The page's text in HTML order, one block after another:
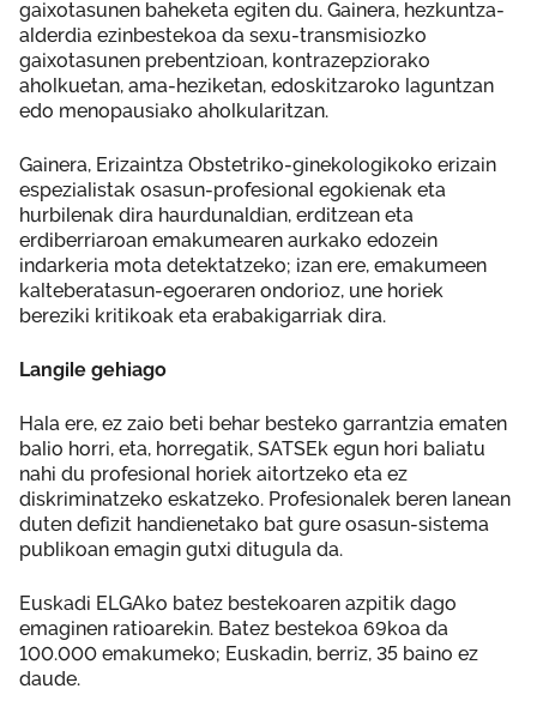
gaixotasunen baheketa egiten du. Gainera, hezkuntza-
alderdia ezinbestekoa da sexu-transmisiozko
gaixotasunen prebentzioan, kontrazepziorako
aholkuetan, ama-heziketan, edoskitzaroko laguntzan
edo menopausiako aholkularitzan.
Gainera, Erizaintza Obstetriko-ginekologikoko erizain
espezialistak osasun-profesional egokienak eta
hurbilenak dira haurdunaldian, erditzean eta
erdiberriaroan emakumearen aurkako edozein
indarkeria mota detektatzeko; izan ere, emakumeen
kalteberatasun-egoeraren ondorioz, une horiek
bereziki kritikoak eta erabakigarriak dira.
Langile gehiago
Hala ere, ez zaio beti behar besteko garrantzia ematen
balio horri, eta, horregatik, SATSEk egun hori baliatu
nahi du profesional horiek aitortzeko eta ez
diskriminatzeko eskatzeko. Profesionalek beren lanean
duten defizit handienetako bat gure osasun-sistema
publikoan emagin gutxi ditugula da.
Euskadi ELGAko batez bestekoaren azpitik dago
emaginen ratioarekin. Batez bestekoa 69koa da
100.000 emakumeko; Euskadin, berriz, 35 baino ez
daude.